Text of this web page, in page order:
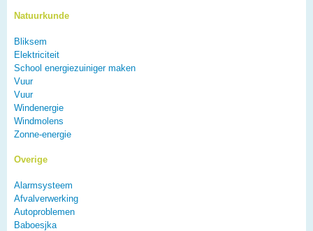
Natuurkunde
Bliksem
Elektriciteit
School energiezuiniger maken
Vuur
Vuur
Windenergie
Windmolens
Zonne-energie
Overige
Alarmsysteem
Afvalverwerking
Autoproblemen
Baboesjka